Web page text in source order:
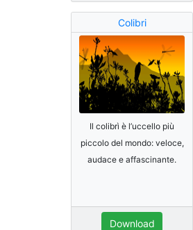
Colibri
Il colibrì è l’uccello più
piccolo del mondo: veloce,
audace e affascinante.
Download